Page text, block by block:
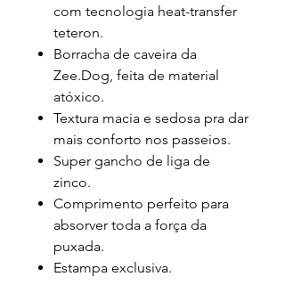
com tecnologia heat-transfer
teteron.
Borracha de caveira da
Zee.Dog, feita de material
atóxico.
Textura macia e sedosa pra dar
mais conforto nos passeios.
Super gancho de liga de
zinco.
Comprimento perfeito para
absorver toda a força da
puxada.
Estampa exclusiva.